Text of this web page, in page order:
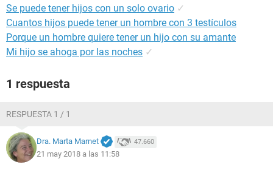
Se puede tener hijos con un solo ovario ✓
Cuantos hijos puede tener un hombre con 3 testículos
Porque un hombre quiere tener un hijo con su amante
Mi hijo se ahoga por las noches ✓
1 respuesta
RESPUESTA 1 / 1
Dra. Marta Marnet 47.660
21 may 2018 a las 11:58